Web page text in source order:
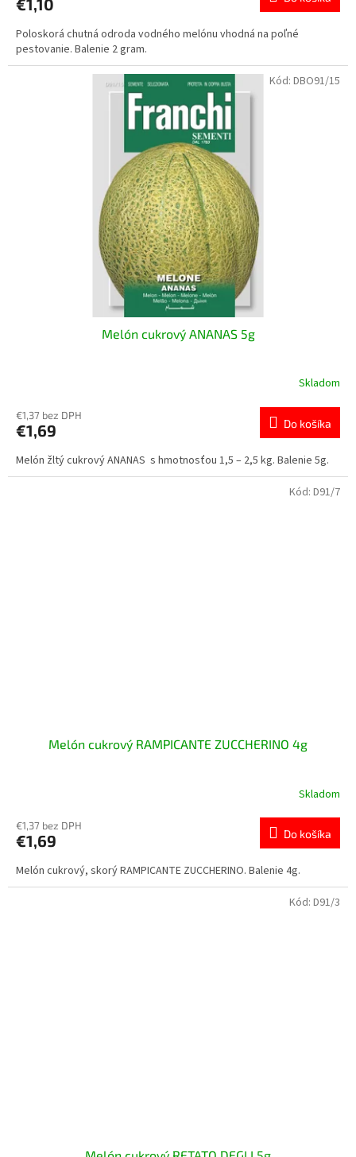
€1,10
Poloskorá chutná odroda vodného melónu vhodná na poľné
pestovanie. Balenie 2 gram.
Melón cukrový ANANAS 5g
Skladom
€1,37 bez DPH
€1,69 Do košíka
Melón žltý cukrový ANANAS s hmotnosťou 1,5 – 2,5 kg. Balenie 5g.
Kód: DBO91/15
Melón cukrový RAMPICANTE ZUCCHERINO 4g
Skladom
€1,37 bez DPH
€1,69 Do košíka
Melón cukrový, skorý RAMPICANTE ZUCCHERINO. Balenie 4g.
Kód: D91/7
Kód: D91/3